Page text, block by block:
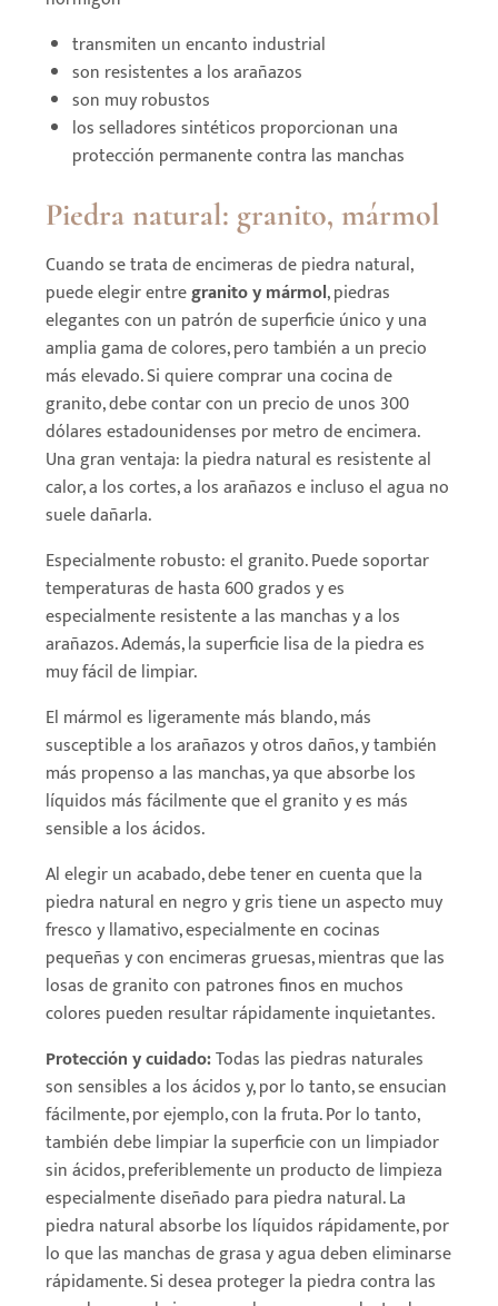
transmiten un encanto industrial
son resistentes a los arañazos
son muy robustos
los selladores sintéticos proporcionan una
protección permanente contra las manchas
Piedra natural: granito, mármol
Cuando se trata de encimeras de piedra natural,
puede elegir entregranito y mármol, piedras
elegantes con un patrón de superficie único y una
amplia gama de colores, pero también a un precio
más elevado. Si quiere comprar una cocina de
granito, debe contar con un precio de unos 300
dólares estadounidenses por metro de encimera.
Una gran ventaja: la piedra natural es resistente al
calor, a los cortes, a los arañazos e incluso el agua no
suele dañarla.
Especialmente robusto: el granito. Puede soportar
temperaturas de hasta 600 grados y es
especialmente resistente a las manchas y a los
arañazos. Además, la superficie lisa de la piedra es
muy fácil de limpiar.
El mármol es ligeramente más blando, más
susceptible a los arañazos y otros daños, y también
más propenso a las manchas, ya que absorbe los
líquidos más fácilmente que el granito y es más
sensible a los ácidos.
Al elegir un acabado, debe tener en cuenta que la
piedra natural en negro y gris tiene un aspecto muy
fresco y llamativo, especialmente en cocinas
pequeñas y con encimeras gruesas, mientras que las
losas de granito con patrones finos en muchos
colores pueden resultar rápidamente inquietantes.
Protección y cuidado:Todas las piedras naturales
son sensibles a los ácidos y, por lo tanto, se ensucian
fácilmente, por ejemplo, con la fruta. Por lo tanto,
también debe limpiar la superficie con un limpiador
sin ácidos, preferiblemente un producto de limpieza
especialmente diseñado para piedra natural. La
piedra natural absorbe los líquidos rápidamente, por
lo que las manchas de grasa y agua deben eliminarse
rápidamente. Si desea proteger la piedra contra las